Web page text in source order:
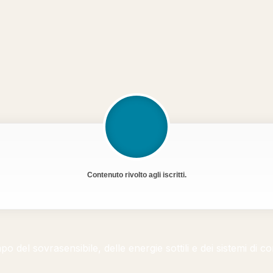
Contenuto rivolto agli iscritti.